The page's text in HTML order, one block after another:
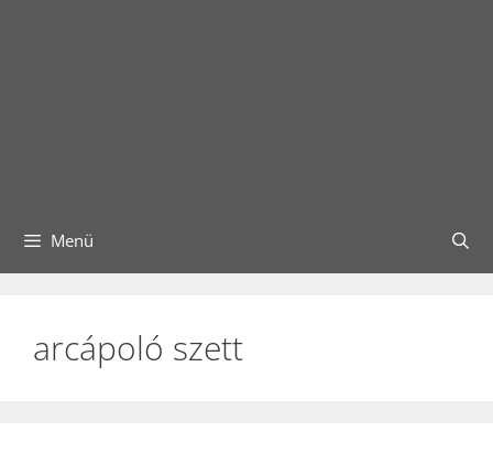
Menü
arcápoló szett